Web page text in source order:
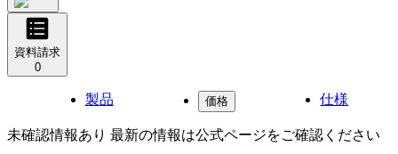
資料請求
0
製品 価格 仕様
未確認情報あり 最新の情報は公式ページをご確認ください